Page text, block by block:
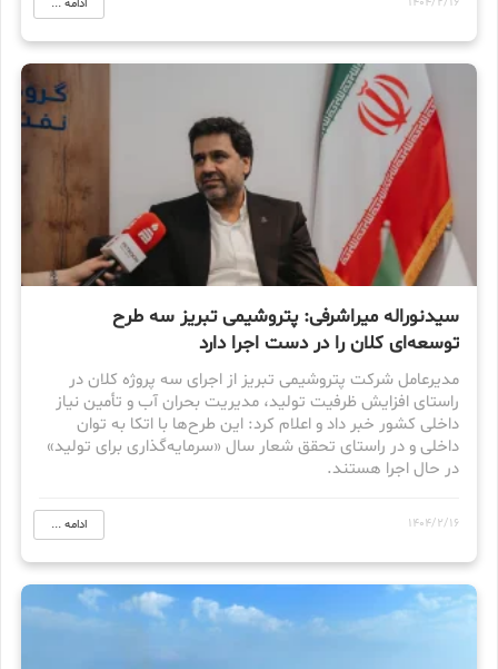
ادامه ...
سیدنوراله میراشرفی: پتروشیمی تبریز سه طرح
توسعه‌ای کلان را در دست اجرا دارد
مدیرعامل شرکت پتروشیمی تبریز از اجرای سه پروژه کلان در
راستای افزایش ظرفیت تولید، مدیریت بحران آب و تأمین نیاز
داخلی کشور خبر داد و اعلام کرد: این طرح‌ها با اتکا به توان
داخلی و در راستای تحقق شعار سال «سرمایه‌گذاری برای تولید»
در حال اجرا هستند.
1404/2/16 ادامه ...